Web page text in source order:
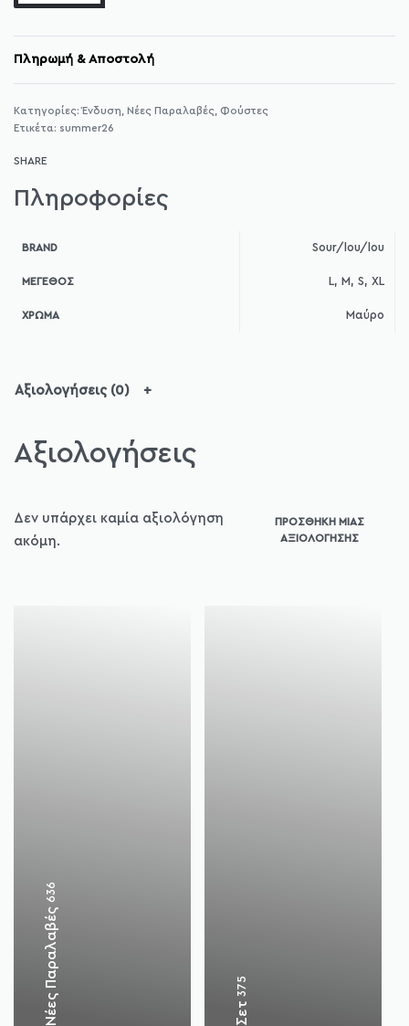
Πληρωμή & Αποστολή
Κατηγορίες:Ένδυση Νέες Παραλαβές
Φούστες
Ετικέτα: summer26
SHARE
Πληροφορίες
BRAND Sour/lou/lou
ΜΈΓΕΘΟΣ L, M, S, XL
ΧΡΏΜΑ Μαύρο
Αξιολογήσεις (0)
Αξιολογήσεις
Δεν υπάρχει καμία αξιολόγηση
ακόμη.
ΠΡΟΣΘΉΚΗ ΜΊΑΣ
ΑΞΙΟΛΌΓΗΣΗΣ
Νέες Παραλαβές
636
Σετ
375